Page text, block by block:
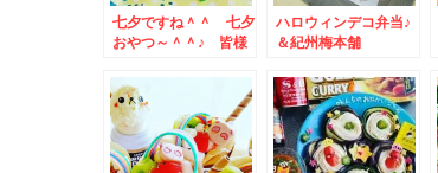
♪
七夕ですね＾＾ 七夕
おやつ～＾＾♪ 皆様
にとどきますよう
に！！
ハロウィンデコ弁当♪
＆紀州梅本舗
めノほし かつお梅に
ハマってます＾＾和歌
山グルメ☆